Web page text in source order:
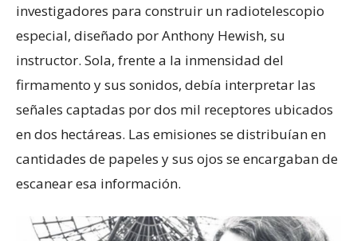
investigadores para construir un radiotelescopio
especial, diseñado por Anthony Hewish, su
instructor. Sola, frente a la inmensidad del
firmamento y sus sonidos, debía interpretar las
señales captadas por dos mil receptores ubicados
en dos hectáreas. Las emisiones se distribuían en
cantidades de papeles y sus ojos se encargaban de
escanear esa información.